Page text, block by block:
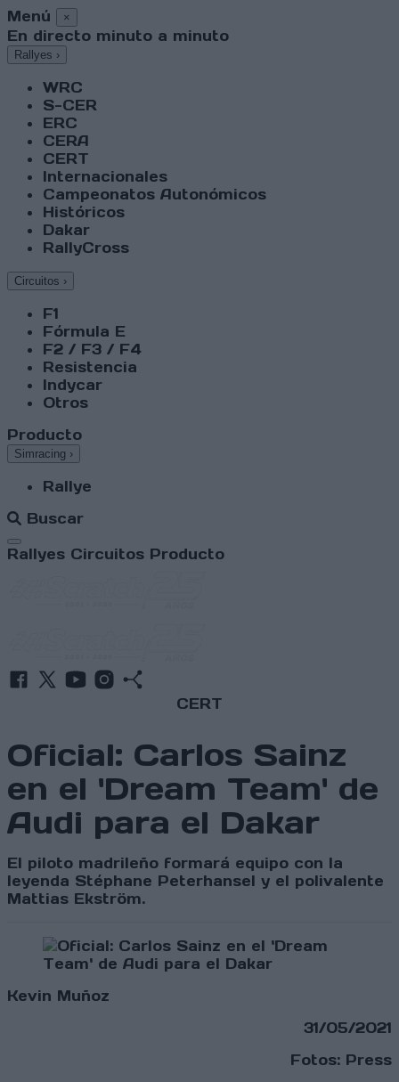
Menú ×
En directo minuto a minuto
Rallyes ›
WRC
S-CER
ERC
CERA
CERT
Internacionales
Campeonatos Autonómicos
Históricos
Dakar
RallyCross
Circuitos ›
F1
Fórmula E
F2 / F3 / F4
Resistencia
Indycar
Otros
Producto
Simracing ›
Rallye
Buscar
Abrir menú
Rallyes Circuitos Producto
CERT
Oficial: Carlos Sainz
en el 'Dream Team' de
Audi para el Dakar
El piloto madrileño formará equipo con la
leyenda Stéphane Peterhansel y el polivalente
Mattias Ekström.
Kevin Muñoz
31/05/2021
Fotos: Press